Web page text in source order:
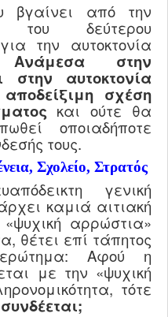
βγαίνει από την
του δεύτερου
την αυτοκτονία
Ανάμεσα στην
στην αυτοκτονία
σχέση
και ούτε θα
οποιαδήποτε
τους.
Σχολείο, Στρατός
γενική
καμιά αιτιακή
αρρώστια»
θέτει επί τάπητος
Αφού η
με την «ψυχική
τότε